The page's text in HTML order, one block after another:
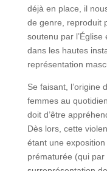
déjà en place, il
de genre, reproduit
soutenu par l’Église
dans les hautes
représentation
Se faisant, l’origine
femmes au
doit d’être
Dès lors, cette
étant une
prématurée (qui